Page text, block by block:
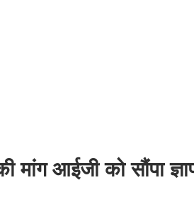
मांग आईजी को सौंपा